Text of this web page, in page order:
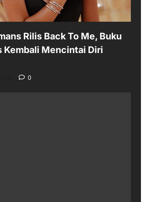
Rilis Back To Me, Buku
Kembali Mencintai Diri
0